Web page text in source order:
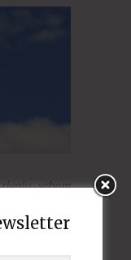
,,vrhom